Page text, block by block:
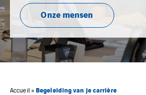
Onze mensen
Accueil» Begeleiding van je carrière